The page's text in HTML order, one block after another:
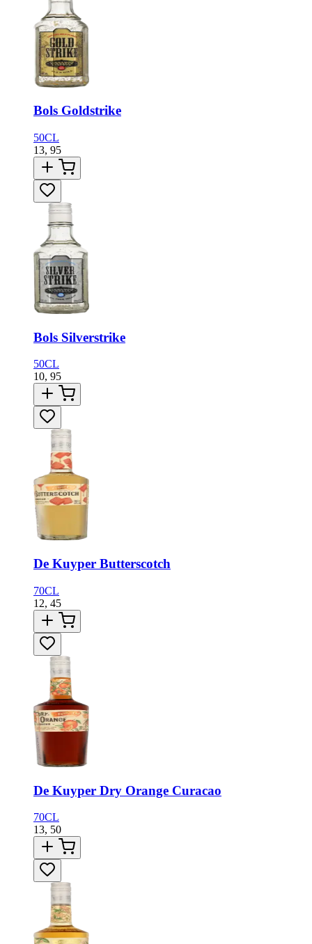
Bols Goldstrike
50CL
13, 95
Bols Silverstrike
50CL
10, 95
De Kuyper Butterscotch
70CL
12, 45
De Kuyper Dry Orange Curacao
70CL
13, 50